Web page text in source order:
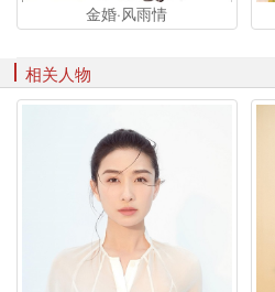
金婚·风雨情
相关人物